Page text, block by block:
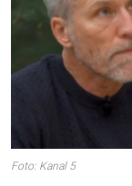
Foto: Kanal 5